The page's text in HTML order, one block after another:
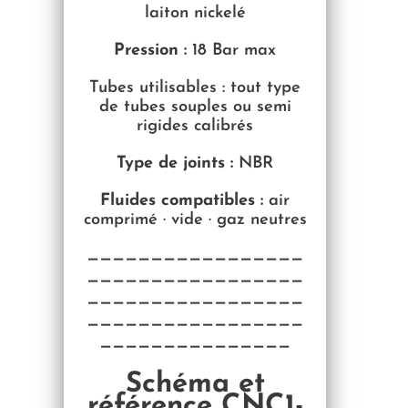
laiton nickelé
Pression : 18 Bar max
Tubes utilisables : tout type
de tubes souples ou semi
rigides calibrés
Type de joints : NBR
Fluides compatibles : air
comprimé · vide · gaz neutres
—————————————————
—————————————————
—————————————————
—————————————————
———————————————
Schéma et